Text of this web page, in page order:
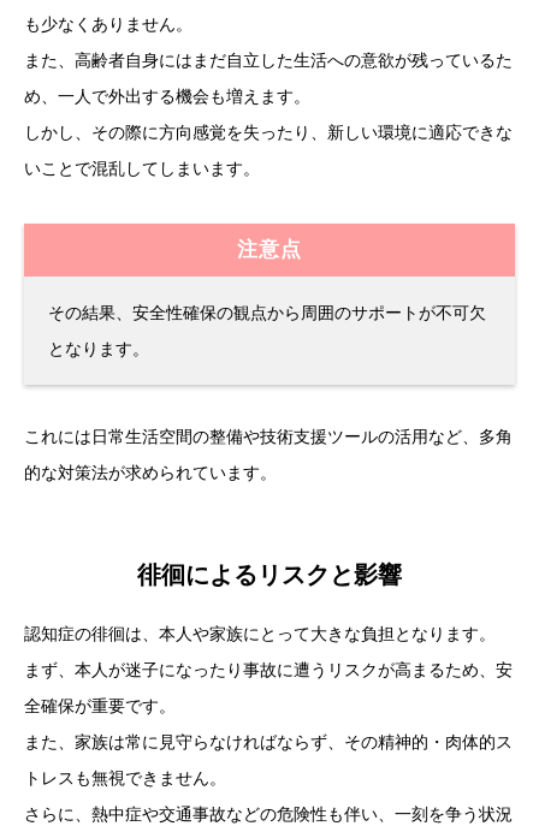
も少なくありません。
また、高齢者自身にはまだ自立した生活への意欲が残っているた
め、一人で外出する機会も増えます。
しかし、その際に方向感覚を失ったり、新しい環境に適応できな
いことで混乱してしまいます。
注意点
その結果、安全性確保の観点から周囲のサポートが不可欠
となります。
これには日常生活空間の整備や技術支援ツールの活用など、多角
的な対策法が求められています。
徘徊によるリスクと影響
認知症の徘徊は、本人や家族にとって大きな負担となります。
まず、本人が迷子になったり事故に遭うリスクが高まるため、安
全確保が重要です。
また、家族は常に見守らなければならず、その精神的・肉体的ス
トレスも無視できません。
さらに、熱中症や交通事故などの危険性も伴い、一刻を争う状況